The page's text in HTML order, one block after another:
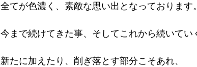
全てが色濃く、素敵な思い出となっております。
今まで続けてきた事、そしてこれから続いてい
新たに加えたり、削ぎ落とす部分こそあれ、